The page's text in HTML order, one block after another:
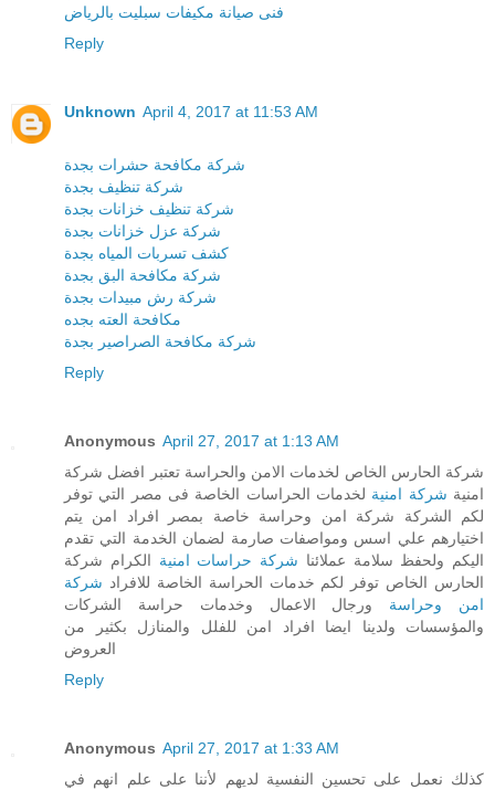
فنى صيانة مكيفات سبليت بالرياض
Reply
Unknown April 4, 2017 at 11:53 AM
شركة مكافحة حشرات بجدة
شركة تنظيف بجدة
شركة تنظيف خزانات بجدة
شركة عزل خزانات بجدة
كشف تسربات المياه بجدة
شركة مكافحة البق بجدة
شركة رش مبيدات بجدة
مكافحة العته بجده
شركة مكافحة الصراصير بجدة
Reply
Anonymous April 27, 2017 at 1:13 AM
شركة الحارس الخاص لخدمات الامن والحراسة تعتبر افضل شركة
امنية شركة امنية لخدمات الحراسات الخاصة فى مصر التي توفر
لكم الشركة شركة امن وحراسة خاصة بمصر افراد امن يتم
اختيارهم علي اسس ومواصفات صارمة لضمان الخدمة التي تقدم
اليكم ولحفظ سلامة عملائنا شركة حراسات امنية الكرام شركة
الحارس الخاص توفر لكم خدمات الحراسة الخاصة للافراد شركة
امن وحراسة ورجال الاعمال وخدمات حراسة الشركات
والمؤسسات ولدينا ايضا افراد امن للفلل والمنازل بكثير من
العروض
Reply
Anonymous April 27, 2017 at 1:33 AM
كذلك نعمل على تحسين النفسية لديهم لأننا على علم انهم في